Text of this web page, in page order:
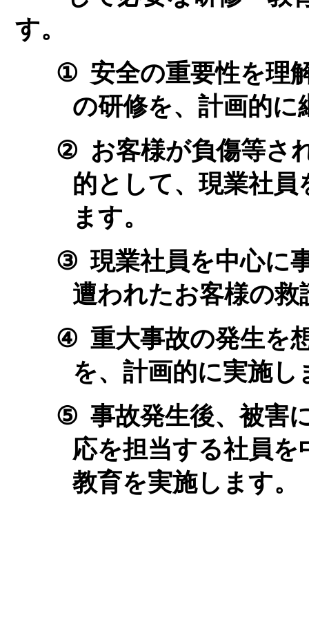
す。
① 安全の重要性を理
の研修を、計画的
② お客様が負傷等さ
的として、現業社
ます。
③ 現業社員を中心に
遭われたお客様の
④ 重大事故の発生を
を、計画的に実施し
⑤ 事故発生後、被害
応を担当する社員
教育を実施します。